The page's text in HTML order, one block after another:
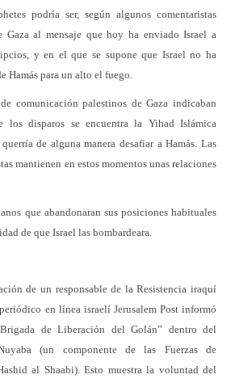
podría ser, según algunos comentaristas
Gaza al mensaje que hoy ha enviado Israel a
y en el que se supone que Israel no ha
Hamás para un alto el fuego.
comunicación palestinos de Gaza indicaban
los disparos se encuentra la Yihad Islámica
de alguna manera desafiar a Hamás. Las
mantienen en estos momentos unas relaciones
que abandonaran sus posiciones habituales
de que Israel las bombardeara.
de un responsable de la Resistencia iraquí
en línea israelí Jerusalem Post informó
de Liberación del Golán” dentro del
(un componente de las Fuerzas de
al Shaabi). Esto muestra la voluntad del